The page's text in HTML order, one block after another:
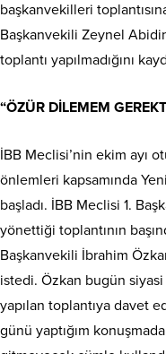
başkanvekilleri
Başkanvekili Zeynel
toplantı yapılmadığını
“ÖZÜR DİLEMEM
İBB Meclisi’nin ekim ayı
önlemleri kapsamında
başladı. İBB Meclisi 1.
yönettiği toplantının
Başkanvekili İbrahim
istedi. Özkan bugün
yapılan toplantıya davet
günü yaptığım